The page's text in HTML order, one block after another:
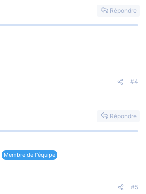
Répondre
#4
Répondre
Membre de l'équipe
#5